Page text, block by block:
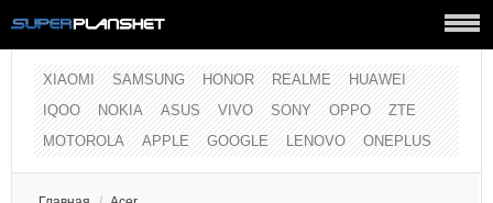
XIAOMI SAMSUNG HONOR REALME
HUAWEI
IQOO
NOKIA ASUS VIVO SONY OPPO
ZTE
MOTOROLA
APPLE GOOGLE LENOVO ONEPLUS